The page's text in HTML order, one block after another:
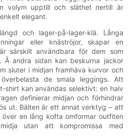
volym upptill och släthet nertill är
elegant.
och lager-på-lager-klä. Långa
eller knäströjor, skapar en
särskilt användbara för dem som
Å andra sidan kan beskurna jackor
sluter i midjan framhäva kurvor och
de smala leggings. Att
shirt kan användas selektivt: en halv
definierar midjan och förhindrar
ut. Bälten är ett annat verktyg – att
en lång kofta omformar outfiten
utan att kompromissa med